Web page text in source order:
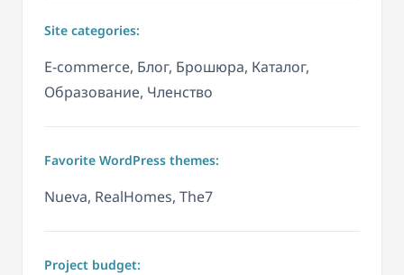
Site categories:
E-commerce, Блог, Брошюра, Каталог,
Образование, Членство
Favorite WordPress themes:
Nueva, RealHomes, The7
Project budget: